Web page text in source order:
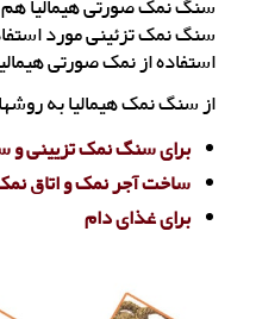
سنگ نمک صورتی هیمالیا هم
سنگ نمک تزئینی مورد
استفاده از نمک صورتی
از سنگ نمک هیمالیا به
برای سنگ نمک تزیینی
ساخت آجر نمک و اتاق
برای غذای دام